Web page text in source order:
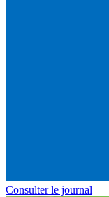
Consulter le journal